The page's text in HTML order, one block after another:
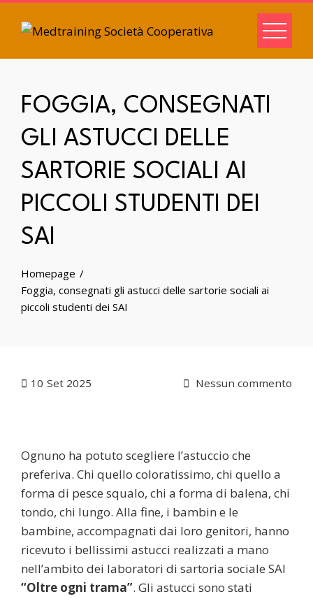
FOGGIA, CONSEGNATI
GLI ASTUCCI DELLE
SARTORIE SOCIALI AI
PICCOLI STUDENTI DEI
SAI
Homepage
Foggia, consegnati gli astucci delle sartorie sociali ai
piccoli studenti dei SAI
10 Set 2025 Nessun commento
Ognuno ha potuto scegliere l’astuccio che
preferiva. Chi quello coloratissimo, chi quello a
forma di pesce squalo, chi a forma di balena, chi
tondo, chi lungo. Alla fine, i bambin e le
bambine, accompagnati dai loro genitori, hanno
ricevuto i bellissimi astucci realizzati a mano
nell’ambito dei laboratori di sartoria sociale SAI
“Oltre ogni trama”. Gli astucci sono stati